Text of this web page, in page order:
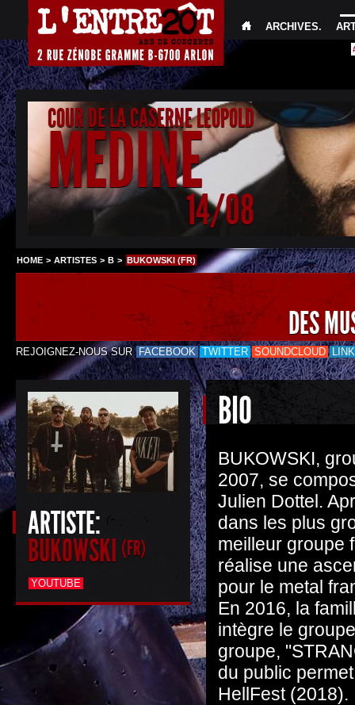
ARCHIVES.
COUR DE LA CASERNE LEOPOLD
MEDINE
14/08
HOME > ARTISTES > B > BUKOWSKI (FR)
DES
REJOIGNEZ-NOUS SUR FACEBOOK TWITTER SOUNDCLOUD
ARTISTE:
BUKOWSKI (FR)
YOUTUBE
BIO
BUKOWSKI,
2007, se
Julien Dottel.
dans les plus
meilleur groupe
réalise une
pour le metal
En 2016, la
intègre le
groupe,
du public
HellFest (2018).